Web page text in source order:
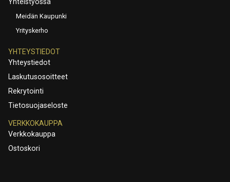
Meidän Kaupunki
Yrityskerho
YHTEYSTIEDOT
Yhteystiedot
Laskutusosoitteet
Rekrytointi
Tietosuojaseloste
VERKKOKAUPPA
Verkkokauppa
Ostoskori